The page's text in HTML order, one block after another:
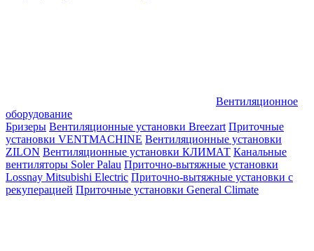
Вентиляционное
оборудование
Бризеры Вентиляционные установки Breezart Приточные
установки VENTMACHINE Вентиляционные установки
ZILON Вентиляционные установки КЛИМАТ Канальные
вентиляторы Soler Palau Приточно-вытяжные установки
Lossnay Mitsubishi Electric Приточно-вытяжные установки с
рекуперацией Приточные установки General Climate